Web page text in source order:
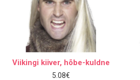
Viikingi kiiver, hõbe-kuldne
5.08€